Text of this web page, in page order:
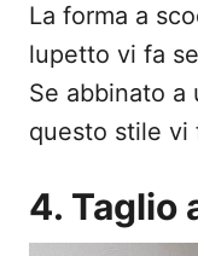
La forma a
lupetto vi fa
Se abbinato a
questo stile vi
4. Taglio